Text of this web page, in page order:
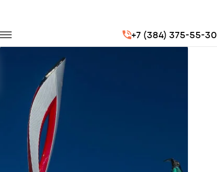
+7 (384) 375-55-30
Транспорт для спорта
Эстафета олимпийского и параолимпийского огня